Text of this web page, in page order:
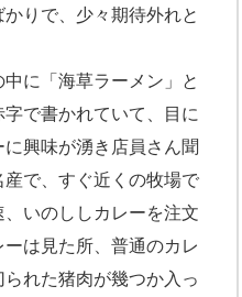
りで、少々期待外れと
に「海草ラーメン」と
字で書かれていて、目に
興味が湧き店員さん聞
で、すぐ近くの牧場で
いのししカレーを注文
は見た所、普通のカレ
れた猪肉が幾つか入っ